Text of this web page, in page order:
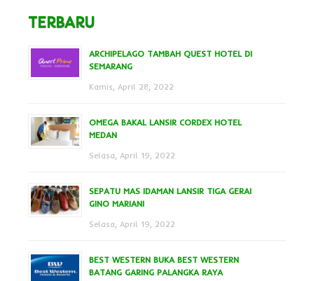
TERBARU
ARCHIPELAGO TAMBAH QUEST HOTEL DI
SEMARANG
Kamis, April 28, 2022
OMEGA BAKAL LANSIR CORDEX HOTEL
MEDAN
Selasa, April 19, 2022
SEPATU MAS IDAMAN LANSIR TIGA GERAI
GINO MARIANI
Selasa, April 19, 2022
BEST WESTERN BUKA BEST WESTERN
BATANG GARING PALANGKA RAYA